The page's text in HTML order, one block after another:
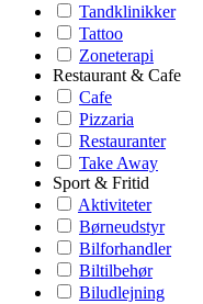
Tandklinikker
Tattoo
Zoneterapi
Restaurant & Cafe
Cafe
Pizzaria
Restauranter
Take Away
Sport & Fritid
Aktiviteter
Børneudstyr
Bilforhandler
Biltilbehør
Biludlejning